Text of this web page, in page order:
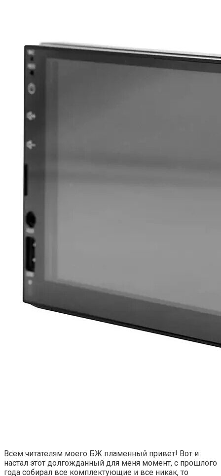
Всем читателям моего БЖ пламенный привет! Вот и
настал этот долгожданный для меня момент, с прошлого
года собирал все комплектующие и все никак, то